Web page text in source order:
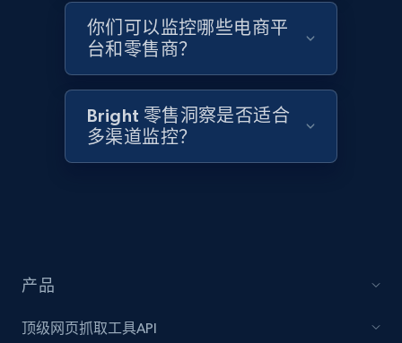
products by best sellers category URL
Title, Seller name, Brand, Description, Initial
price, Currency, Availability, Reviews count, and
more.
2.1K+ 375+ 立即开始
price, Currency, Availability, Reviews count, and
你们可以监控哪些电商平
台和零售商？
Bright 零售洞察是否适合
多渠道监控？
产品
顶级网页抓取工具API